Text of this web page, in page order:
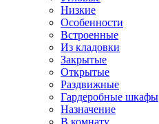
Низкие
Особенности
Встроенные
Из кладовки
Закрытые
Открытые
Раздвижные
Гардеробные шкафы
Назначение
В комнату